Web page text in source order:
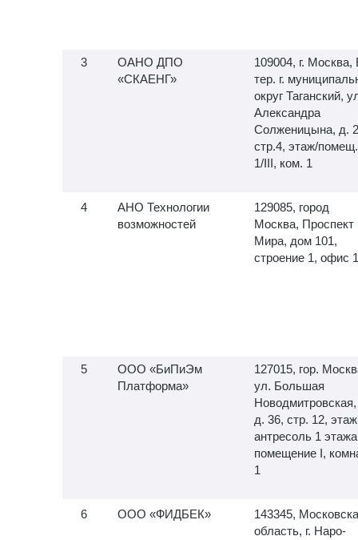
ОАНО ДПО
«СКАЕНГ»
109004, г. Москва,
тер. г.
округ Таганский,
Александра
Солженицына, д.
стр.4, этаж/помещ.
1/III, ком. 1
АНО Технологии
возможностей
129085, город
Москва, Проспект
Мира, дом 101,
строение 1, офис
ООО «БиПиЭм
Платформа»
127015, гор.
ул. Большая
Новодмитровская,
д. 36, стр. 12, этаж
антресоль 1
помещение I,
1
ООО «ФИДБЕК»
143345,
область, г. Наро-